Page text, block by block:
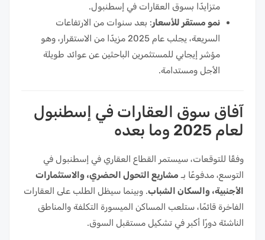
متزايدًا بسوق العقارات في إسطنبول.
نمو مستقر للأسعار: بعد سنوات من الارتفاعات
السريعة، يجلب عام 2025 مزيدًا من الاستقرار، وهو
مؤشر إيجابي للمستثمرين الباحثين عن عوائد طويلة
الأجل ومستدامة.
آفاق سوق العقارات في إسطنبول
لعام 2025 وما بعده
وفقًا للتوقعات، سيستمر القطاع العقاري في إسطنبول في
التوسع، مدفوعًا بـ مشاريع التحول الحضري، والاستثمارات
الأجنبية، والسكان الشباب. وبينما سيظل الطلب على العقارات
الفاخرة قائمًا، ستلعب المساكن الميسورة التكلفة والمناطق
الناشئة دورًا أكبر في تشكيل مستقبل السوق.